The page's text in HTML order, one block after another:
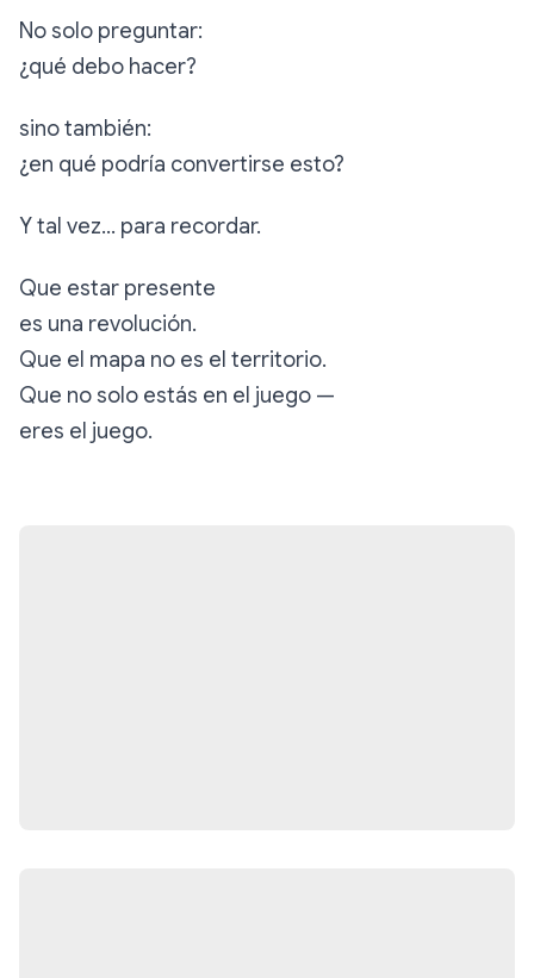
No solo preguntar:
¿qué debo hacer?
sino también:
¿en qué podría convertirse esto?
Y tal vez… para recordar.
Que estar presente
es una revolución.
Que el mapa no es el territorio.
Que no solo estás en el juego —
eres el juego.